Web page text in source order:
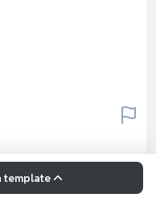
template